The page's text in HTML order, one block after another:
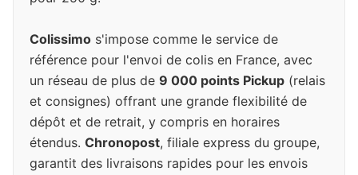
Colissimo s'impose comme le service de
référence pour l'envoi de colis en France, avec
un réseau de plus de 9 000 points Pickup (relais
et consignes) offrant une grande flexibilité de
dépôt et de retrait, y compris en horaires
étendus. Chronopost, filiale express du groupe,
garantit des livraisons rapides pour les envois